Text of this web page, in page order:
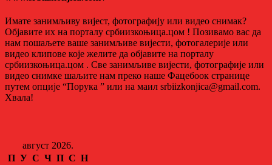
Имате занимљиву вијест, фотографију или видео снимак?
Објавите их на порталу србиизкоњица.цом ! Позивамо вас да
нам пошаљете ваше занимљиве вијести, фотогалерије или
видео клипове које желите да објавите на порталу
србиизкоњица.цом . Све занимљиве вијести, фотографије или
видео снимке шаљите нам преко наше Фацебоок странице
путем опције “Порука ” или на маил srbiizkonjica@gmail.com.
Хвала!
август 2026.
П У С Ч П С Н